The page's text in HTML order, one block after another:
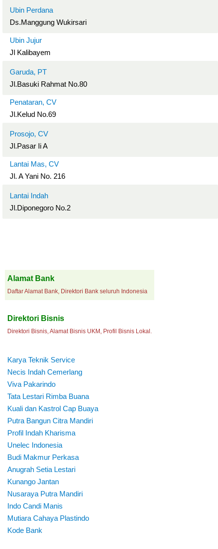
Ubin Perdana
Ds.Manggung Wukirsari
Ubin Jujur
Jl Kalibayem
Garuda, PT
Jl.Basuki Rahmat No.80
Penataran, CV
Jl.Kelud No.69
Prosojo, CV
Jl.Pasar Ii A
Lantai Mas, CV
Jl. A Yani No. 216
Lantai Indah
Jl.Diponegoro No.2
Alamat Bank
Daftar Alamat Bank, Direktori Bank seluruh Indonesia
Direktori Bisnis
Direktori Bisnis, Alamat Bisnis UKM, Profil Bisnis Lokal.
Karya Teknik Service
Necis Indah Cemerlang
Viva Pakarindo
Tata Lestari Rimba Buana
Kuali dan Kastrol Cap Buaya
Putra Bangun Citra Mandiri
Profil Indah Kharisma
Unelec Indonesia
Budi Makmur Perkasa
Anugrah Setia Lestari
Kunango Jantan
Nusaraya Putra Mandiri
Indo Candi Manis
Mutiara Cahaya Plastindo
Kode Bank